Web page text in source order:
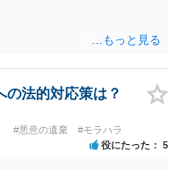
の法的対応策は？
#悪意の遺棄 #モラハラ
役にたった 5